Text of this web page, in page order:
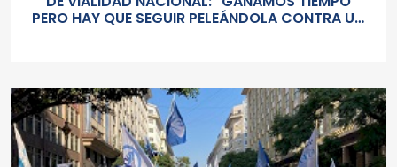
PERO HAY QUE SEGUIR PELEÁNDOLA CONTRA UN